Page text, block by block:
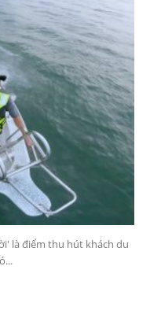
là điểm thu hút khách du